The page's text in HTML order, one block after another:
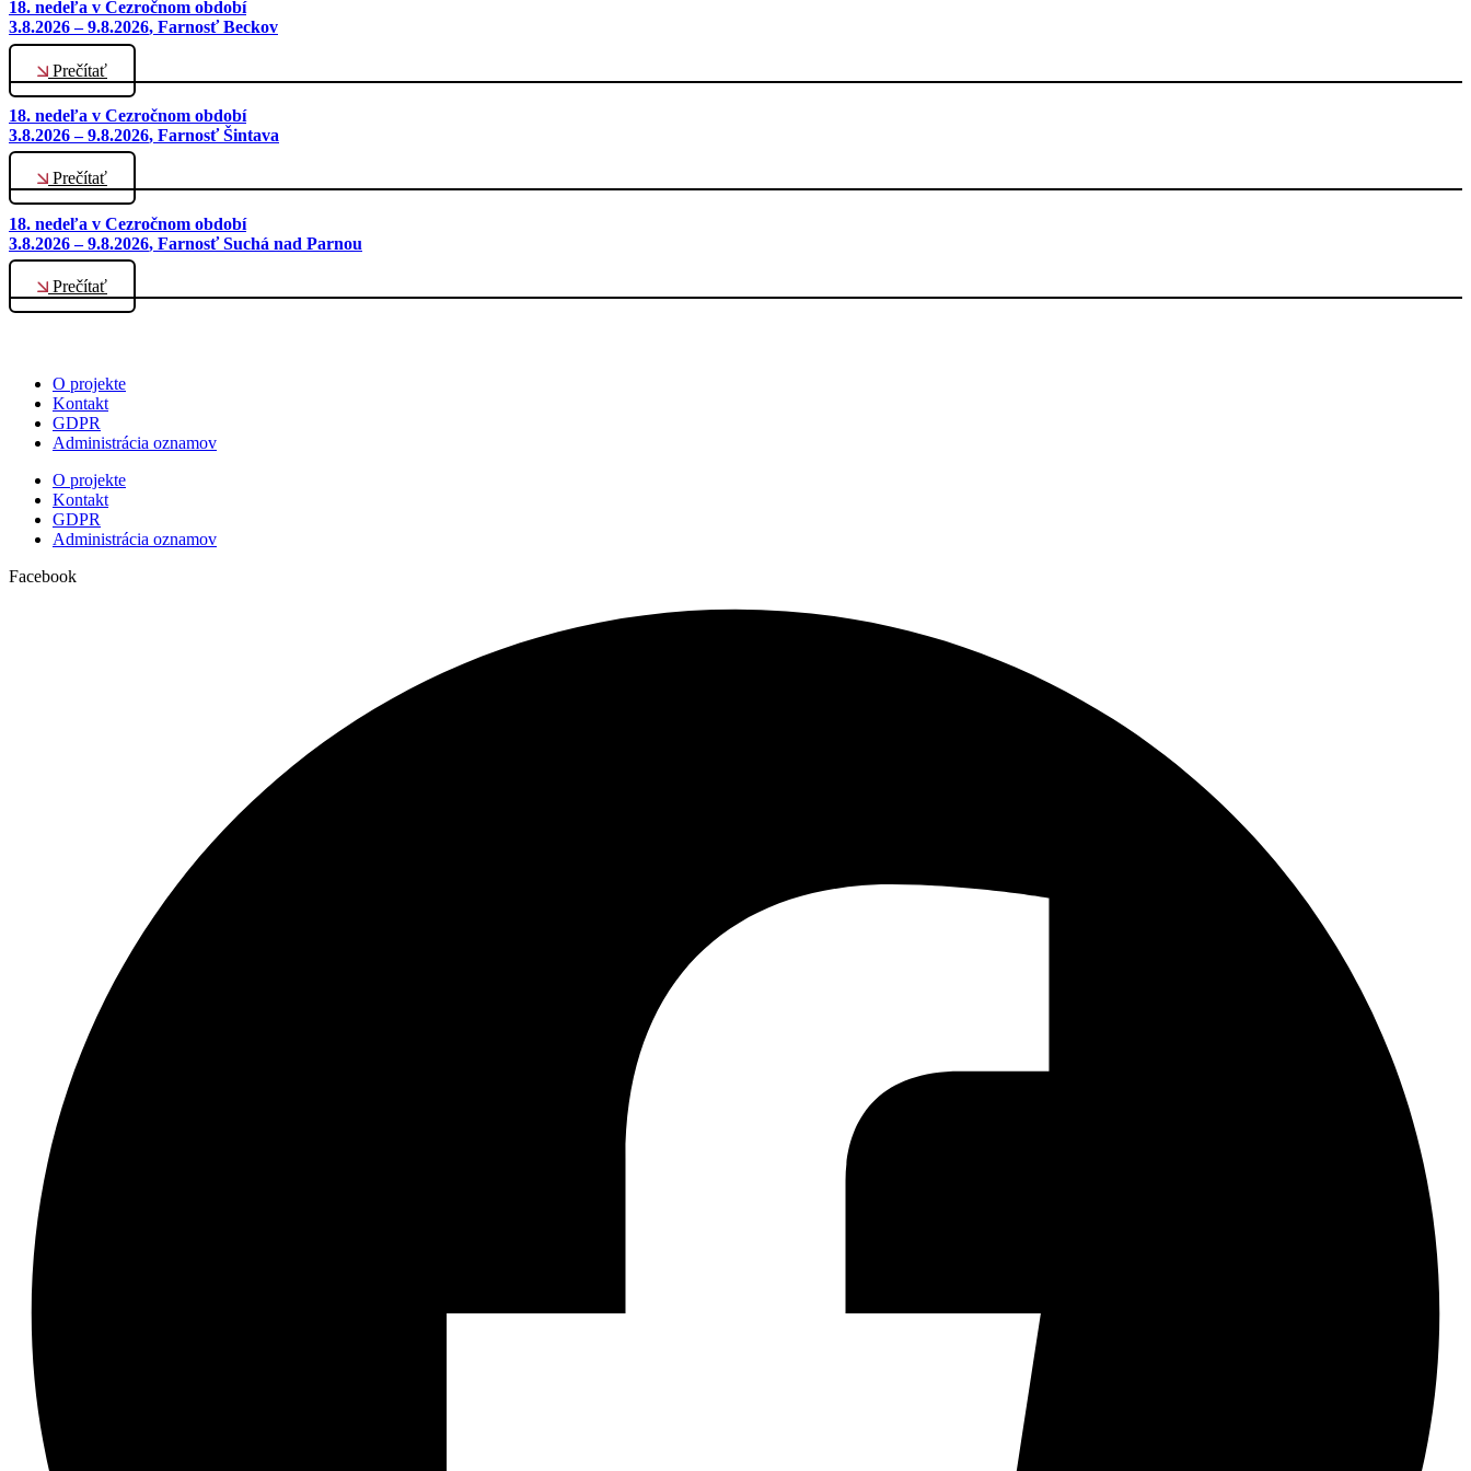
18. nedeľa v Cezročnom období
3.8.2026 – 9.8.2026, Farnosť Beckov
Prečítať
18. nedeľa v Cezročnom období
3.8.2026 – 9.8.2026, Farnosť Šintava
Prečítať
18. nedeľa v Cezročnom období
3.8.2026 – 9.8.2026, Farnosť Suchá nad Parnou
Prečítať
O projekte
Kontakt
GDPR
Administrácia oznamov
O projekte
Kontakt
GDPR
Administrácia oznamov
Facebook